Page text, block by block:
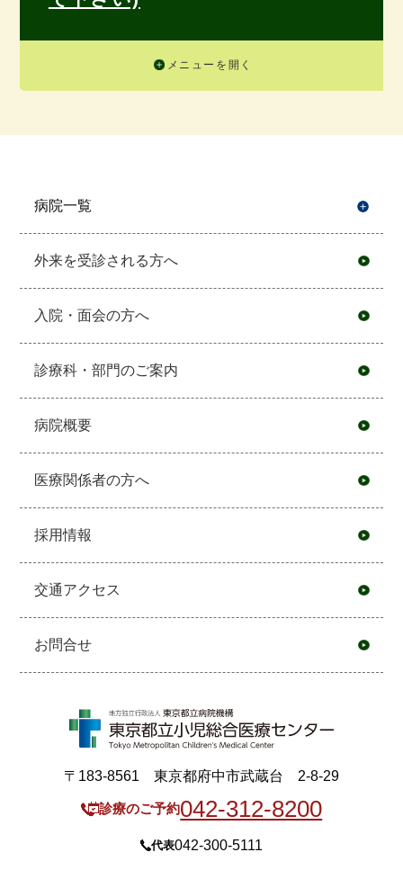
メニューを開く
病院一覧
外来を受診される方へ
入院・面会の方へ
診療科・部門のご案内
病院概要
医療関係者の方へ
採用情報
交通アクセス
お問合せ
〒183-8561 東京都府中市武蔵台 2-8-29
診療のご予約042-312-8200
代表042-300-5111